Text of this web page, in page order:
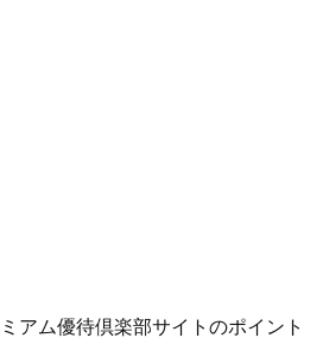
アム優待倶楽部サイトのポイント